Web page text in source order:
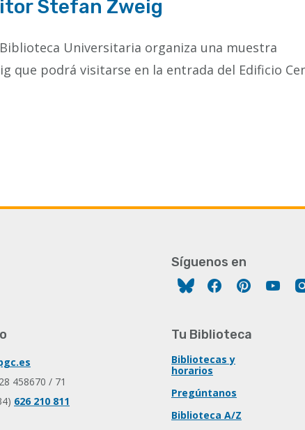
Stefan Zweig
Universitaria organiza una muestra
que podrá visitarse en la entrada del Edificio
Síguenos en
FacebookPinterest
458670 / 71
626 210 811
Tu Biblioteca
Bibliotecas y
horarios
Pregúntanos
Biblioteca A/Z